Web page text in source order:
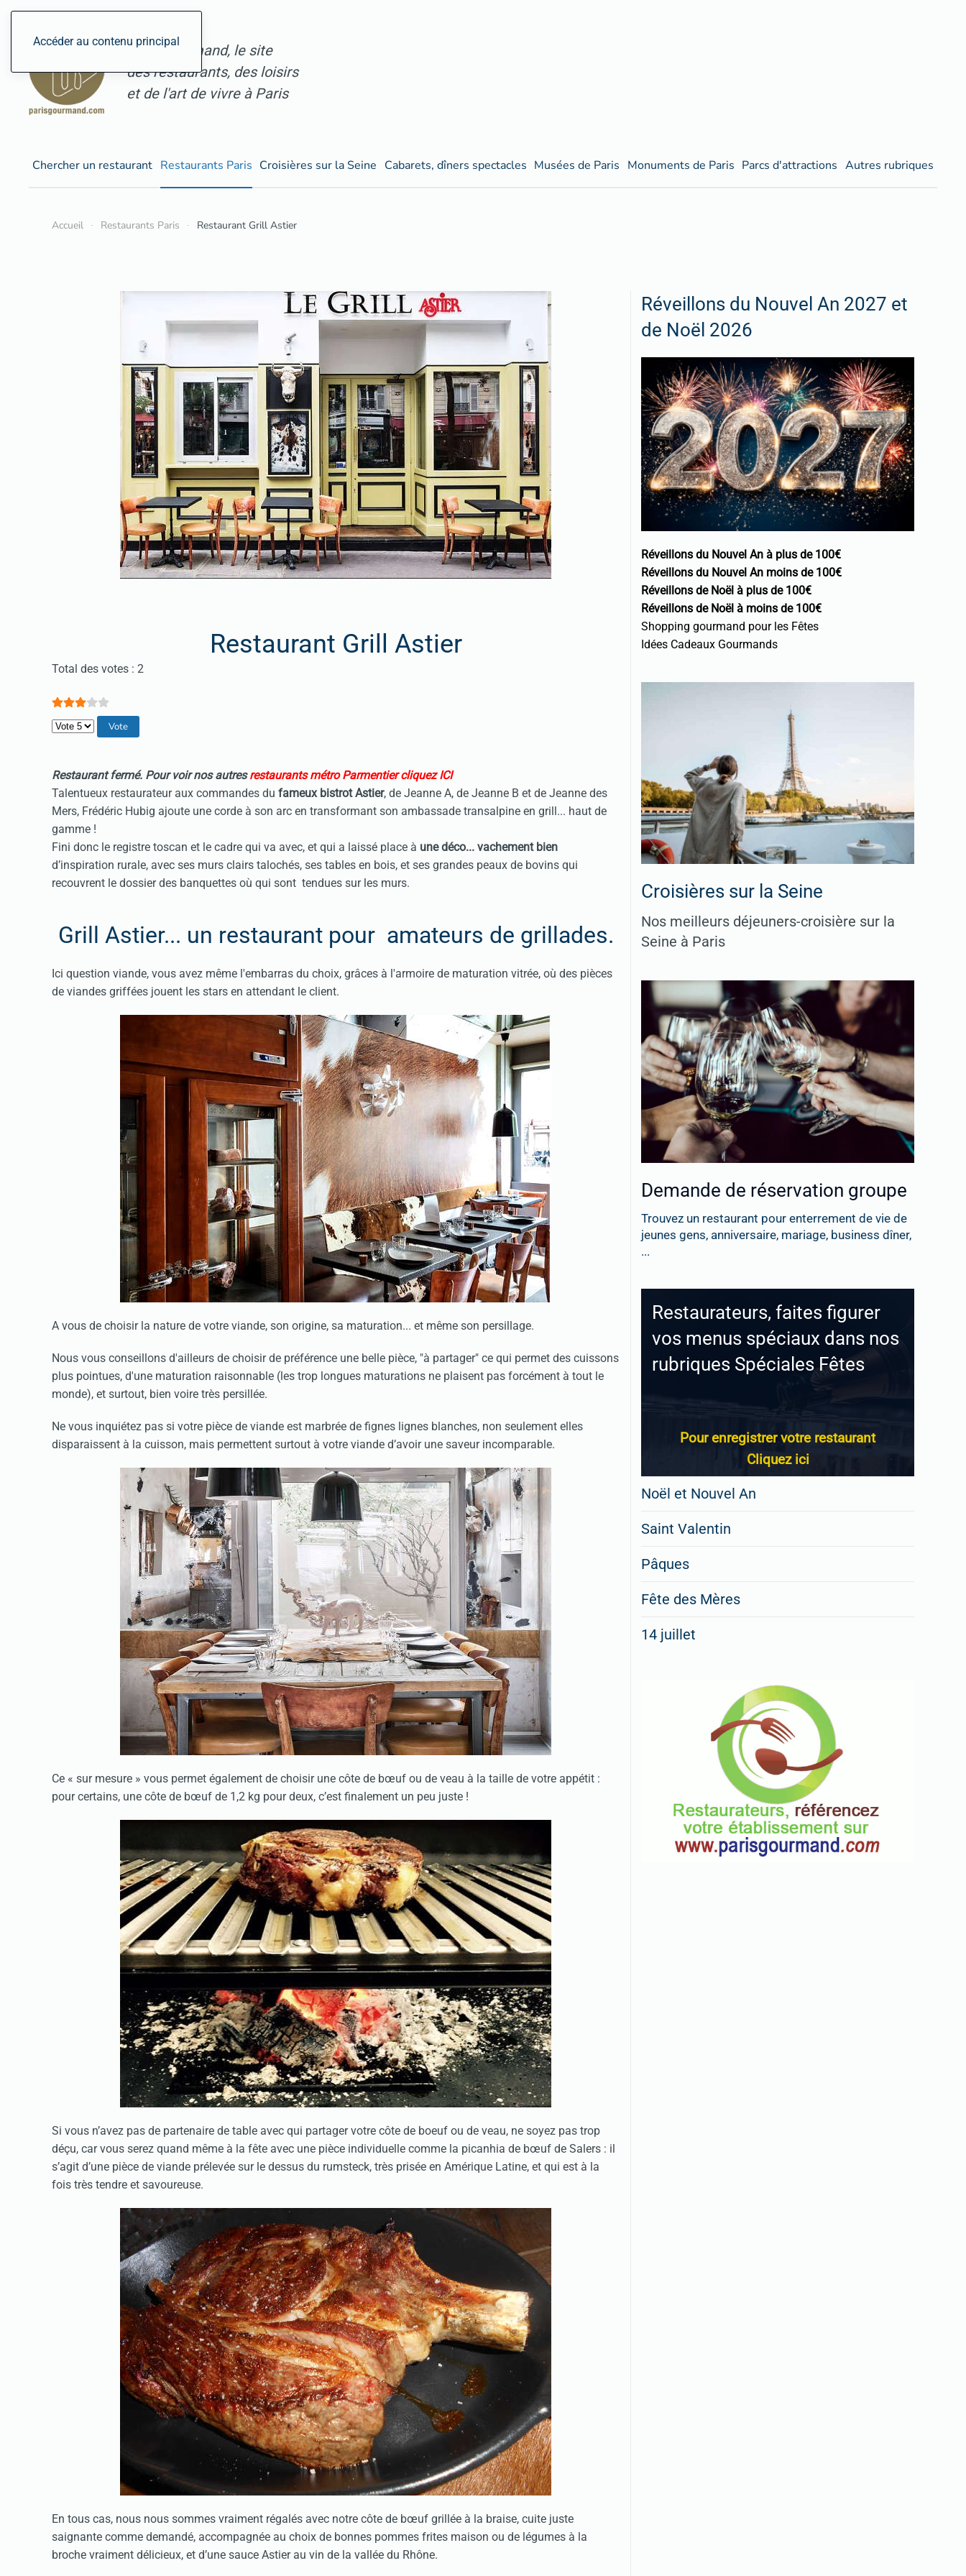
Accéder au contenu principal
ParisGourmand, le site
des restaurants, des loisirs
et de l'art de vivre à Paris
Chercher un restaurant Restaurants Paris Croisières sur la Seine Cabarets, dîners spectacles Musées de Paris Monuments de Paris Parcs d'attractions Autres rubriques
Accueil Restaurants Paris Restaurant Grill Astier
Restaurant Grill Astier
Vote utilisateur:3/
Total des votes : 2
Veuillez voter
Restaurant fermé. Pour voir nos autresrestaurants métro Parmentier cliquez ICI
Talentueux restaurateur aux commandes du fameux bistrot Astier, de Jeanne A, de Jeanne B et de Jeanne des
Mers, Frédéric Hubig ajoute une corde à son arc en transformant son ambassade transalpine en grill... haut de
gamme !
Fini donc le registre toscan et le cadre qui va avec, et qui a laissé place à une déco... vachement bien
d’inspiration rurale, avec ses murs clairs talochés, ses tables en bois, et ses grandes peaux de bovins qui
recouvrent le dossier des banquettes où qui sont tendues sur les murs.
Grill Astier... un restaurant pour amateurs de grillades.
Ici question viande, vous avez même l'embarras du choix, grâces à l'armoire de maturation vitrée, où des pièces
de viandes griffées jouent les stars en attendant le client.
A vous de choisir la nature de votre viande, son origine, sa maturation... et même son persillage.
Nous vous conseillons d'ailleurs de choisir de préférence une belle pièce, "à partager" ce qui permet des cuissons
plus pointues, d'une maturation raisonnable (les trop longues maturations ne plaisent pas forcément à tout le
monde), et surtout, bien voire très persillée.
Ne vous inquiétez pas si votre pièce de viande est marbrée de fignes lignes blanches, non seulement elles
disparaissent à la cuisson, mais permettent surtout à votre viande d’avoir une saveur incomparable.
Ce « sur mesure » vous permet également de choisir une côte de bœuf ou de veau à la taille de votre appétit :
pour certains, une côte de bœuf de 1,2 kg pour deux, c’est finalement un peu juste !
Si vous n’avez pas de partenaire de table avec qui partager votre côte de boeuf ou de veau, ne soyez pas trop
déçu, car vous serez quand même à la fête avec une pièce individuelle comme la picanhia de bœuf de Salers : il
s’agit d’une pièce de viande prélevée sur le dessus du rumsteck, très prisée en Amérique Latine, et qui est à la
fois très tendre et savoureuse.
En tous cas, nous nous sommes vraiment régalés avec notre côte de bœuf grillée à la braise, cuite juste
saignante comme demandé, accompagnée au choix de bonnes pommes frites maison ou de légumes à la
broche vraiment délicieux, et d’une sauce Astier au vin de la vallée du Rhône.
Réveillons du Nouvel An 2027 et
de Noël 2026
Réveillons du Nouvel An à plus de 100€
Réveillons du Nouvel An moins de 100€
Réveillons de Noël à plus de 100€
Réveillons de Noël à moins de 100€
Shopping gourmand pour les Fêtes
Idées Cadeaux Gourmands
Croisières sur la Seine
Nos meilleurs déjeuners-croisière sur la
Seine à Paris
Demande de réservation groupe
Trouvez un restaurant pour enterrement de vie de
jeunes gens, anniversaire, mariage, business dîner,
...
Restaurateurs, faites figurer
vos menus spéciaux dans nos
rubriques Spéciales Fêtes
Pour enregistrer votre restaurant
Cliquez ici
Noël et Nouvel An
Saint Valentin
Pâques
Fête des Mères
14 juillet